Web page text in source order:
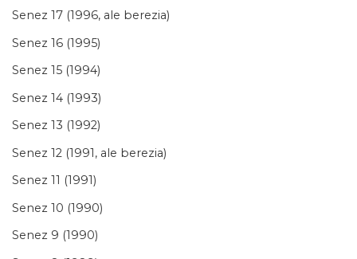
Senez 17 (1996, ale berezia)
Senez 16 (1995)
Senez 15 (1994)
Senez 14 (1993)
Senez 13 (1992)
Senez 12 (1991, ale berezia)
Senez 11 (1991)
Senez 10 (1990)
Senez 9 (1990)